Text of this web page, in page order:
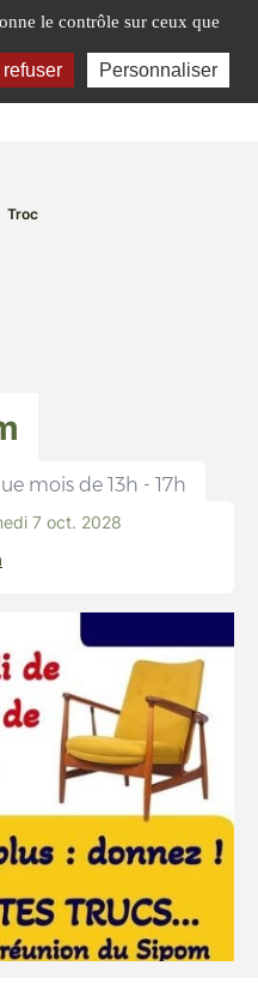
menu
Troc
mois de 13h - 17h
7 oct. 2028
le contrôle sur ceux que
refuser Personnaliser